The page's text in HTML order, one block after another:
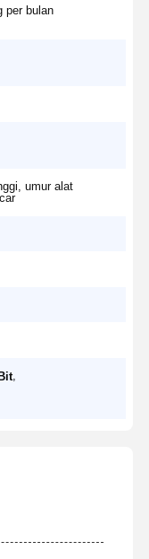
per bulan
umur alat